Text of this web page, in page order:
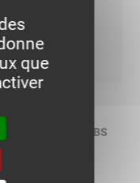
ISO 1461 - BS
que